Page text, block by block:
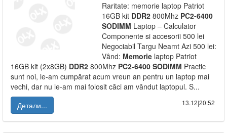
Raritate: memorie laptop Patriot
16GB kit DDR2 800Mhz PC2-6400
SODIMM Laptop – Calculator
Componente si accesorii 500 lei
Negociabil Targu Neamt Azi 500 lei:
Vând: Memorie laptop Patriot
16GB kit (2x8GB) DDR2 800Mhz PC2-6400 SODIMM Practic
sunt noi, le-am cumpărat acum vreun an pentru un laptop mai
vechi, dar nu le-am mai folosit căci am vândut laptopul. S...
Детали...
13.12|20:52